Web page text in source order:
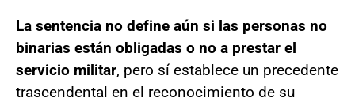
La sentencia no define aún si las personas no
binarias están obligadas o no a prestar el
servicio militar, pero sí establece un precedente
trascendental en el reconocimiento de su